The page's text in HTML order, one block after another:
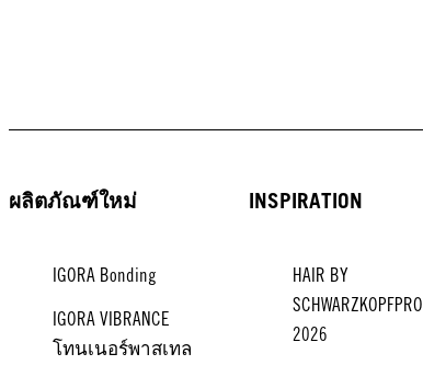
ผลิตภัณฑ์ใหม่
IGORA Bonding
IGORA VIBRANCE
โทนเนอร์พาสเทล
INSPIRATION
HAIR BY
SCHWARZKOPFPRO
2026